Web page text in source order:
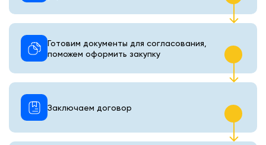
Готовим документы для согласования,
поможем оформить закупку
Заключаем договор